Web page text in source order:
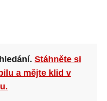
Stáhněte si
a mějte klid v